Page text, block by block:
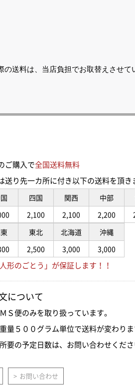
送料は、当店負担でお取替えさせて
ご購入で全国送料無料
送り先一カ所に付き以下の送料を頂き
四国 関西 中部
2,100 2,100 2,200
東北 北海道
沖縄
2,500 3,000 3,000
形のごとう」が保証します！！
について
Ｓ便のみを取り扱っています。
量５００グラム単位で送料が変わりま
要の予定日数は、お問い合わせくださ
お問い合わせ